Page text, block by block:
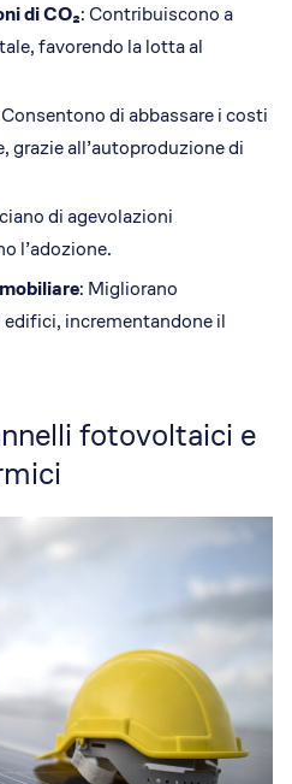
di CO₂: Contribuiscono a
favorendo la lotta al
Consentono di abbassare i costi
grazie all’autoproduzione di
di agevolazioni
l’adozione.
: Migliorano
edifici, incrementandone il
fotovoltaici e